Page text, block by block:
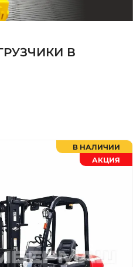
В
В НАЛИЧИИ
АКЦИЯ